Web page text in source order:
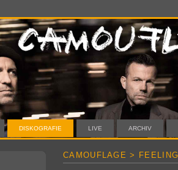
DISKOGRAFIE LIVE ARCHIV
CAMOUFLAGE >